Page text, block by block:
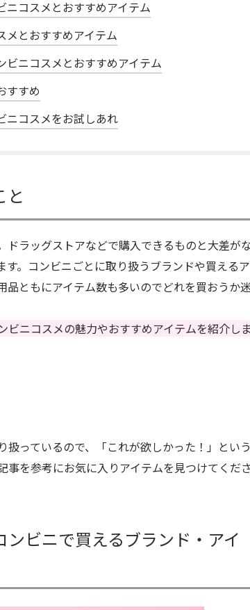
コスメとおすすめアイテム
メとおすすめアイテム
ニコスメとおすすめアイテム
すすめ
ニコスメをお試しあれ
と
ドラッグストアなどで購入できるものと大差が
。コンビニごとに取り扱うブランドや買えるア
ともにアイテム数も多いのでどれを買おうか迷
ニコスメの魅力やおすすめアイテムを紹介しま
っているので、「これが欲しかった！」という
を参考にお気に入りアイテムを見つけてくださ
ビニで買えるブランド・アイ